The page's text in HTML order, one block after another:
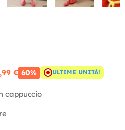
€ 60% ULTIME UNITÀ!
cappuccio